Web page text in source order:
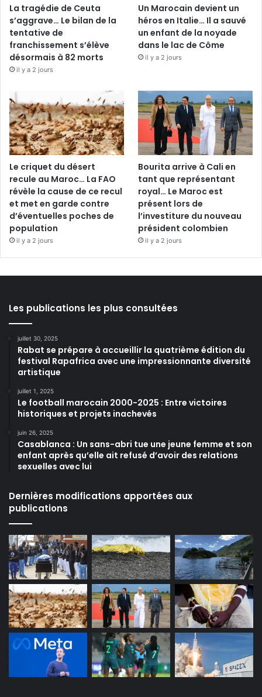
La tragédie de Ceuta
s’aggrave… Le bilan de la
tentative de
franchissement s’élève
désormais à 82 morts
il y a 2 jours
Un Marocain devient un
héros en Italie… Il a sauvé
un enfant de la noyade
dans le lac de Côme
il y a 2 jours
Le criquet du désert
recule au Maroc… La FAO
révèle la cause de ce recul
et met en garde contre
d’éventuelles poches de
population
il y a 2 jours
Bourita arrive à Cali en
tant que représentant
royal… Le Maroc est
présent lors de
l’investiture du nouveau
président colombien
il y a 2 jours
Les publications les plus consultées
juillet 30, 2025
Rabat se prépare à accueillir la quatrième édition du
festival Rapafrica avec une impressionnante diversité
artistique
juillet 1, 2025
Le football marocain 2000-2025 : Entre victoires
historiques et projets inachevés
juin 26, 2025
Casablanca : Un sans-abri tue une jeune femme et son
enfant après qu’elle ait refusé d’avoir des relations
sexuelles avec lui
Dernières modifications apportées aux
publications